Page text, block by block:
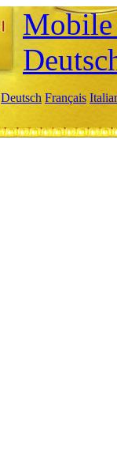
Deutsch Français